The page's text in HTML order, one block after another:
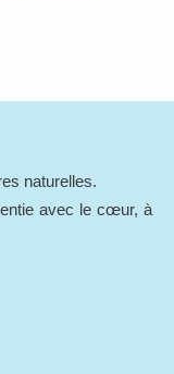
naturelles.
avec le cœur, à